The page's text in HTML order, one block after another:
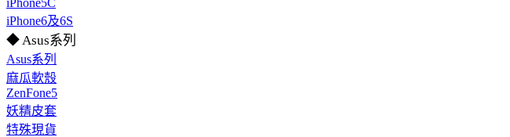
iPhone5C
iPhone6及6S
◆ Asus系列
Asus系列
麻瓜軟殼
ZenFone5
妖精皮套
特殊現貨